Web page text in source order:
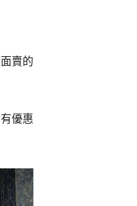
賣的
優惠